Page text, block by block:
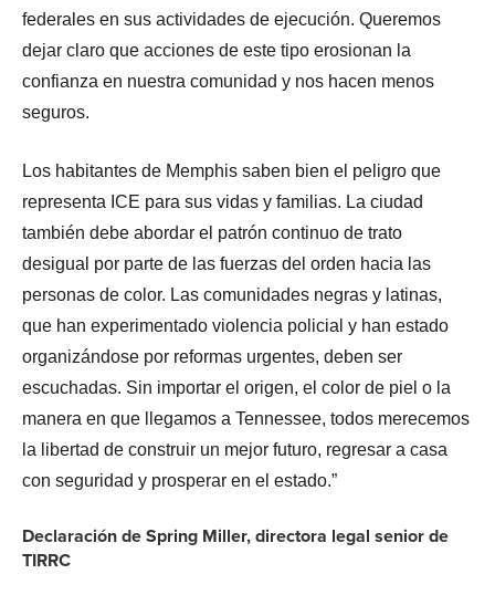
federales en sus actividades de ejecución. Queremos
dejar claro que acciones de este tipo erosionan la
confianza en nuestra comunidad y nos hacen menos
seguros.
Los habitantes de Memphis saben bien el peligro que
representa ICE para sus vidas y familias. La ciudad
también debe abordar el patrón continuo de trato
desigual por parte de las fuerzas del orden hacia las
personas de color. Las comunidades negras y latinas,
que han experimentado violencia policial y han estado
organizándose por reformas urgentes, deben ser
escuchadas. Sin importar el origen, el color de piel o la
manera en que llegamos a Tennessee, todos merecemos
la libertad de construir un mejor futuro, regresar a casa
con seguridad y prosperar en el estado.”
Declaración de Spring Miller, directora legal senior de
TIRRC